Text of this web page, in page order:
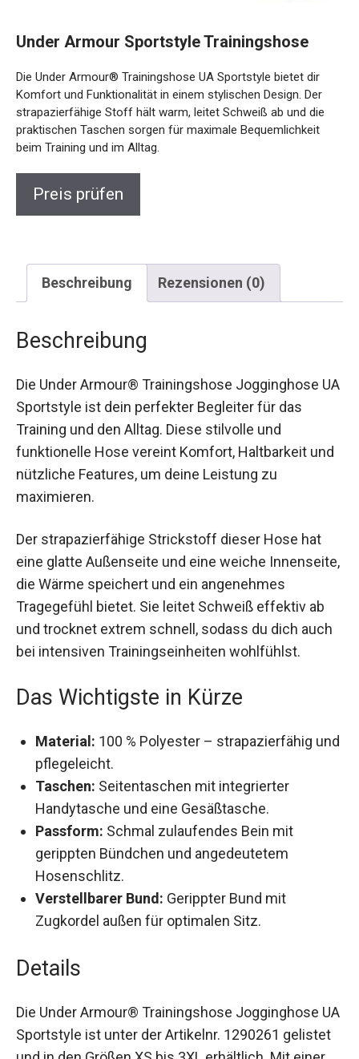
Die Under Armour® Trainingshose UA Sportstyle bietet dir
Komfort und Funktionalität in einem stylischen Design. Der
strapazierfähige Stoff hält warm, leitet Schweiß ab und die
praktischen Taschen sorgen für maximale Bequemlichkeit
beim Training und im Alltag.
Preis prüfen
Beschreibung Rezensionen (0)
UA Sportstyle ist dein perfekter Begleiter für das
Training und den Alltag. Diese stilvolle und
funktionelle Hose vereint Komfort, Haltbarkeit
und nützliche Features, um deine Leistung zu
maximieren.
eine glatte Außenseite und eine weiche
Innenseite, die Wärme speichert und ein
angenehmes Tragegefühl bietet. Sie leitet
Schweiß effektiv ab und trocknet extrem schnell,
sodass du dich auch bei intensiven
Trainingseinheiten wohlfühlst.
Das Wichtigste in Kürze
Material: 100 % Polyester – strapazierfähig
und pflegeleicht.
Taschen: Seitentaschen mit integrierter
Handytasche und eine Gesäßtasche.
Passform: Schmal zulaufendes Bein mit
gerippten Bündchen und angedeutetem
Hosenschlitz.
Verstellbarer Bund: Gerippter Bund mit
Zugkordel außen für optimalen Sitz.
Details
Die Under Armour® Trainingshose Jogginghose
UA Sportstyle ist unter der Artikelnr. 1290261